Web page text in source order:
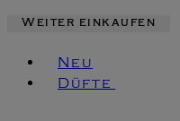
Weiter einkaufen
Neu
Düfte